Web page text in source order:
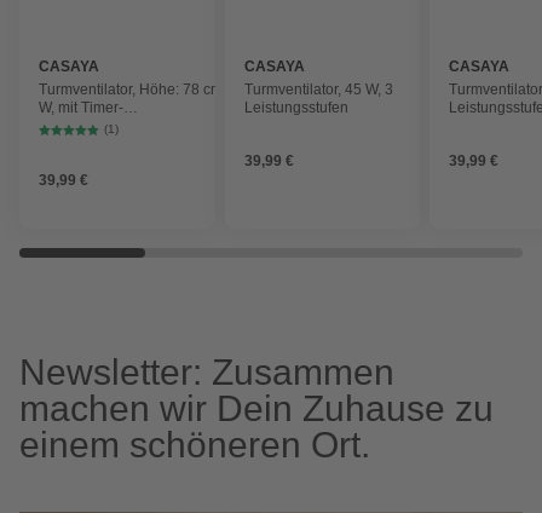
CASAYA
Turmventilator, Höhe: 78 cm, 60
W, mit Timer-
Funktion/Raumtemperaturanzeige
(1)
39,99 €
CASAYA
Turmventilator, 45 W, 3
Leistungsstufen
39,99 €
CASAYA
39,99 €
Newsletter: Zusammen
machen wir Dein Zuhause zu
einem schöneren Ort.